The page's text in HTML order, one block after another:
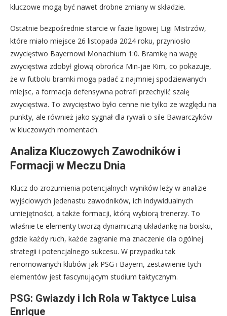
kluczowe mogą być nawet drobne zmiany w składzie.
Ostatnie bezpośrednie starcie w fazie ligowej Ligi Mistrzów,
które miało miejsce 26 listopada 2024 roku, przyniosło
zwycięstwo Bayernowi Monachium 1:0. Bramkę na wagę
zwycięstwa zdobył głową obrońca Min-jae Kim, co pokazuje,
że w futbolu bramki mogą padać z najmniej spodziewanych
miejsc, a formacja defensywna potrafi przechylić szalę
zwycięstwa. To zwycięstwo było cenne nie tylko ze względu na
punkty, ale również jako sygnał dla rywali o sile Bawarczyków
w kluczowych momentach.
Analiza Kluczowych Zawodników i
Formacji w Meczu Dnia
Klucz do zrozumienia potencjalnych wyników leży w analizie
wyjściowych jedenastu zawodników, ich indywidualnych
umiejętności, a także formacji, którą wybiorą trenerzy. To
właśnie te elementy tworzą dynamiczną układankę na boisku,
gdzie każdy ruch, każde zagranie ma znaczenie dla ogólnej
strategii i potencjalnego sukcesu. W przypadku tak
renomowanych klubów jak PSG i Bayern, zestawienie tych
elementów jest fascynującym studium taktycznym.
PSG: Gwiazdy i Ich Rola w Taktyce Luisa
Enrique